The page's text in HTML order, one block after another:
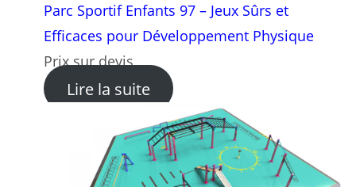
Parc Sportif Enfants 97 – Jeux Sûrs et
Efficaces pour Développement Physique
Prix sur devis
Lire la suite: Parc Sportif Enfants 97 –